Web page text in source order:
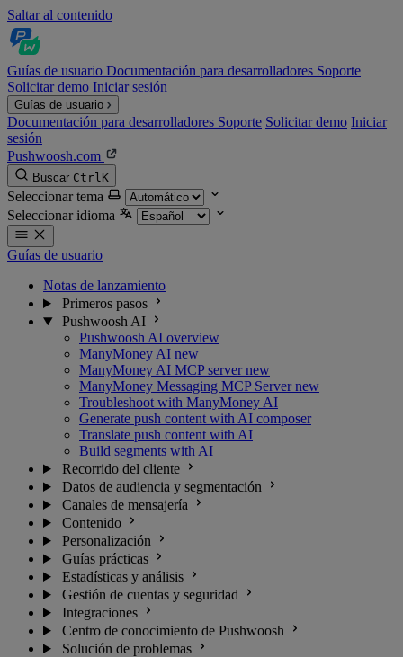
Saltar al contenido
Guías de usuario Documentación para desarrolladores Soporte
Solicitar demo Iniciar sesión
Guías de usuario
Documentación para desarrolladores Soporte Solicitar demo Iniciar
sesión
Pushwoosh.com
Buscar CtrlK
Seleccionar tema
Seleccionar idioma
Guías de usuario
Notas de lanzamiento
Primeros pasos
Pushwoosh AI
Pushwoosh AI overview
ManyMoney AI new
ManyMoney AI MCP server new
ManyMoney Messaging MCP Server new
Troubleshoot with ManyMoney AI
Generate push content with AI composer
Translate push content with AI
Build segments with AI
Recorrido del cliente
Datos de audiencia y segmentación
Canales de mensajería
Contenido
Personalización
Guías prácticas
Estadísticas y análisis
Gestión de cuentas y seguridad
Integraciones
Centro de conocimiento de Pushwoosh
Solución de problemas